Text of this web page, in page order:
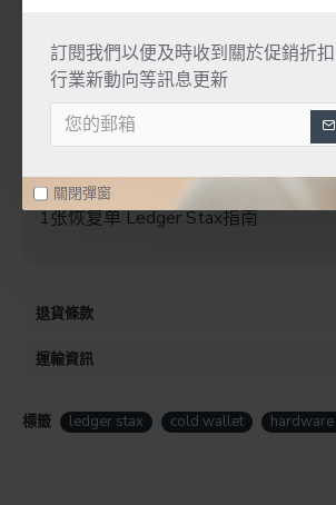
訂閱我們以便及時收到關於促銷折
行業新動向等訊息更新
關閉彈窗
持以太坊和Polygon NFT。 使用第三
超过5000种加密货币、代币和NFT。
尺寸和重量信用卡大小。 尺寸：
6mm 重量：45.2克
包装盒内含
1个Ledger Stax 1根USB-
1张恢复单 Ledger Stax指南
退貨條款
運輸資訊
標籤 ledger stax cold wallet